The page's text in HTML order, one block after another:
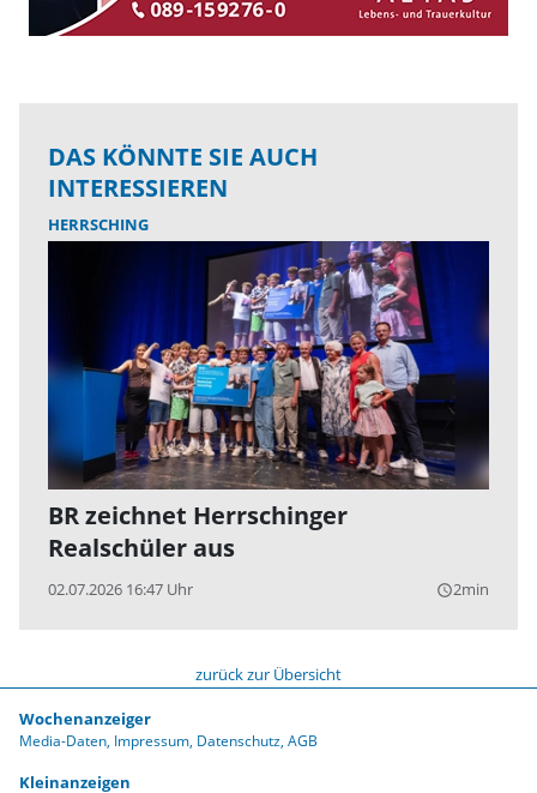
DAS KÖNNTE SIE AUCH
INTERESSIEREN
HERRSCHING
BR zeichnet Herrschinger
Realschüler aus
02.07.2026 16:47 Uhr query_builder2min
zurück zur Übersicht
Wochenanzeiger
Media-Daten Impressum Datenschutz AGB
Kleinanzeigen